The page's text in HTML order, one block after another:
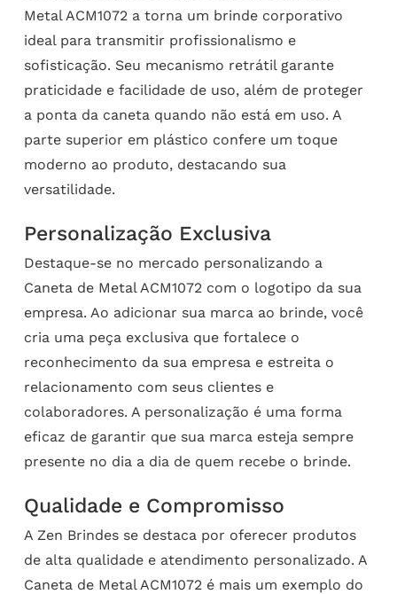
Metal ACM1072 a torna um brinde corporativo
ideal para transmitir profissionalismo e
sofisticação. Seu mecanismo retrátil garante
praticidade e facilidade de uso, além de proteger
a ponta da caneta quando não está em uso. A
parte superior em plástico confere um toque
moderno ao produto, destacando sua
versatilidade.
Personalização Exclusiva
Destaque-se no mercado personalizando a
Caneta de Metal ACM1072 com o logotipo da sua
empresa. Ao adicionar sua marca ao brinde, você
cria uma peça exclusiva que fortalece o
reconhecimento da sua empresa e estreita o
relacionamento com seus clientes e
colaboradores. A personalização é uma forma
eficaz de garantir que sua marca esteja sempre
presente no dia a dia de quem recebe o brinde.
Qualidade e Compromisso
A Zen Brindes se destaca por oferecer produtos
de alta qualidade e atendimento personalizado. A
Caneta de Metal ACM1072 é mais um exemplo do